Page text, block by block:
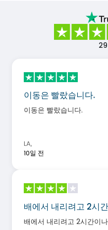
29
이동은 빨랐습니다.
이동은 빨랐습니다.
LA,
10일 전
배에서 내리려고 2시
배에서 내리려고 2시간이